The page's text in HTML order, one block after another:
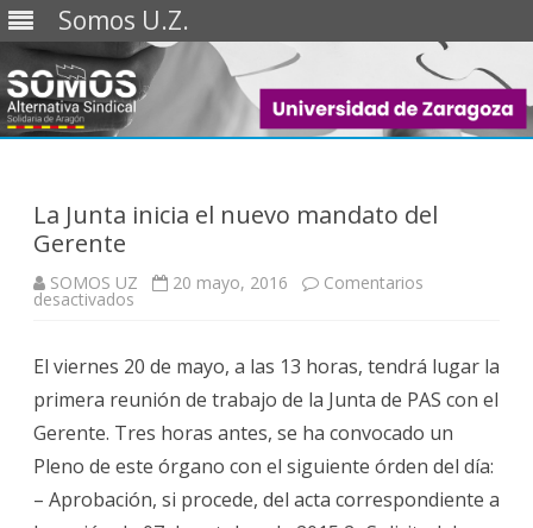
Somos U.Z.
Saltar
La Junta inicia el nuevo mandato del
Gerente
SOMOS UZ 20 mayo, 2016 Comentarios
desactivados
el
nuevo
mandato
del
Gerente
El viernes 20 de mayo, a las 13 horas, tendrá lugar la
primera reunión de trabajo de la Junta de PAS con el
Gerente. Tres horas antes, se ha convocado un
Pleno de este órgano con el siguiente órden del día:
– Aprobación, si procede, del acta correspondiente a